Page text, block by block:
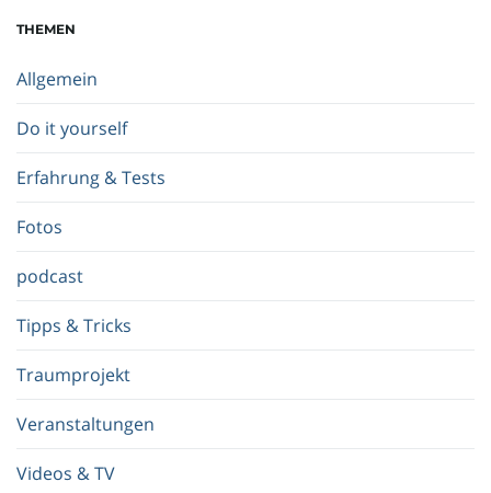
b
g
i
f
.
.
.
THEMEN
Allgemein
Do it yourself
Erfahrung & Tests
Fotos
podcast
Tipps & Tricks
Traumprojekt
Veranstaltungen
Videos & TV